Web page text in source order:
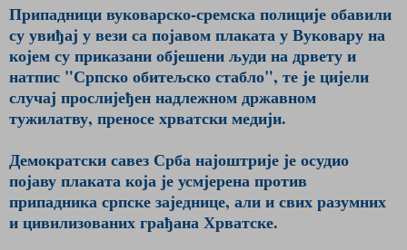
Припадници вуковарско-сремска полиције обавили
су увиђај у вези са појавом плаката у Вуковару на
којем су приказани објешени људи на дрвету и
натпис "Српско обитељско стабло", те је цијели
случај прослијеђен надлежном државном
тужилатву, преносе хрватски медији.
Демократски савез Срба најоштрије је осудио
појаву плаката која је усмјерена против
припадника српске заједнице, али и свих разумних
и цивилизованих грађана Хрватске.